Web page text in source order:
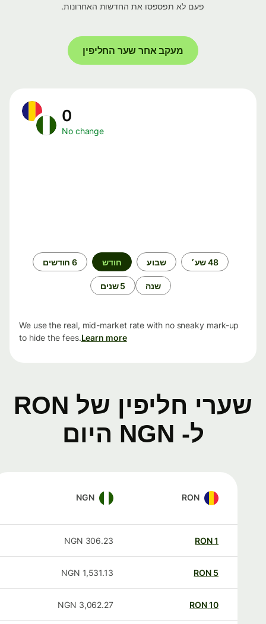
פעם לא תפספסו את החדשות האחרונות.
מעקב אחר שער החליפין
No change
48 שע׳ שבוע חודש 6 חודשים
שנה 5 שנים
We use the real, mid-market rate with no sneaky mark-up
to hide the fees.Learn more
שערי חליפין של RON
ל- NGN היום
RON
NGN
RON
306.23
NGN
RON
1,531.13
NGN
RON
3,062.27
NGN